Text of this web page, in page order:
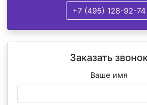
+7 (495) 128-92-74
Заказать
Ваше имя